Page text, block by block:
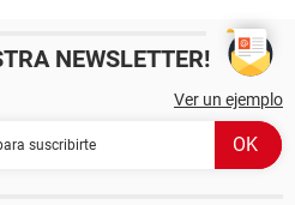
NEWSLETTER!
Ver un ejemplo